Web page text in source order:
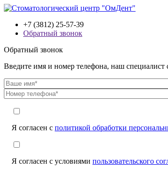
+7 (3812) 25-57-39
Обратный звонок
Обратный звонок
Введите имя и номер телефона, наш
Я согласен с политикой обработки
Я согласен с условиями пользовательского